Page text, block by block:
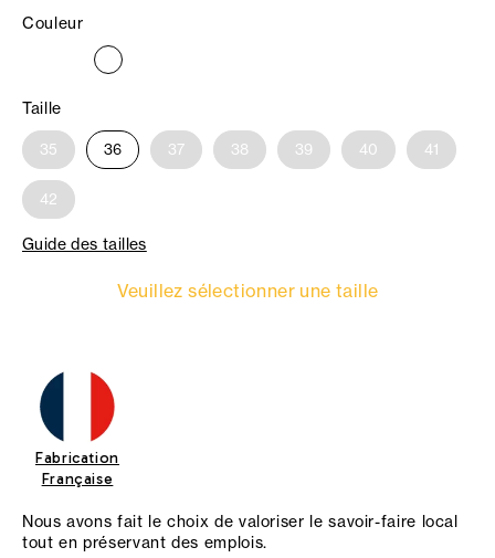
Couleur
Taille
35 36 37 38 39 40 41
42
Guide des tailles
Veuillez sélectionner une taille
Fabrication
Française
Nous avons fait le choix de valoriser le savoir-faire local
tout en préservant des emplois.